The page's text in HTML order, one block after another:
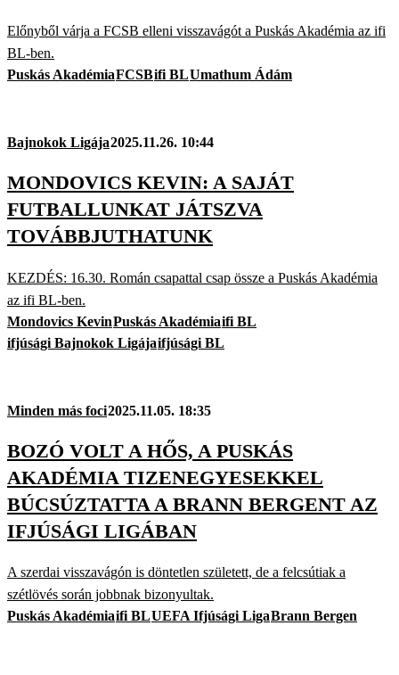
Előnyből várja a FCSB elleni visszavágót a Puskás Akadémia az ifi
BL-ben.
Puskás AkadémiaFCSBifi BLUmathum Ádám
Bajnokok Ligája2025.11.26. 10:44
MONDOVICS KEVIN: A SAJÁT
FUTBALLUNKAT JÁTSZVA
TOVÁBBJUTHATUNK
KEZDÉS: 16.30. Román csapattal csap össze a Puskás Akadémia
az ifi BL-ben.
Mondovics KevinPuskás Akadémiaifi BL
ifjúsági Bajnokok Ligájaifjúsági BL
Minden más foci2025.11.05. 18:35
BOZÓ VOLT A HŐS, A PUSKÁS
AKADÉMIA TIZENEGYESEKKEL
BÚCSÚZTATTA A BRANN BERGENT AZ
IFJÚSÁGI LIGÁBAN
A szerdai visszavágón is döntetlen született, de a felcsútiak a
szétlövés során jobbnak bizonyultak.
Puskás Akadémiaifi BLUEFA Ifjúsági LigaBrann Bergen